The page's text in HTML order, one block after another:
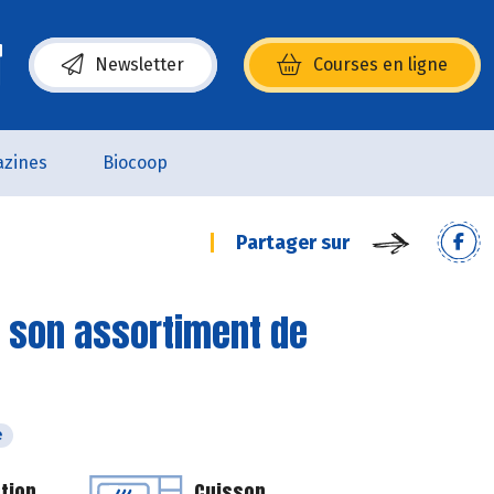
Newsletter Courses en ligne
(s’ouvre dans une nouvelle fenêtre)
Biocoop
Partager sur
assortiment de